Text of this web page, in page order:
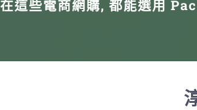
在這些電商網購, 都能選用